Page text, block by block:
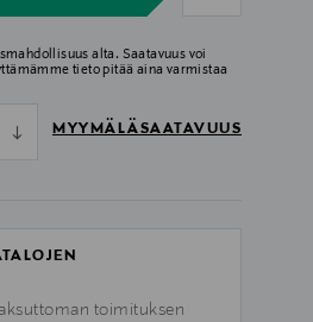
alta. Saatavuus voi
tieto pitää aina varmistaa
MYYMÄLÄSAATAVUUS
toimituksen